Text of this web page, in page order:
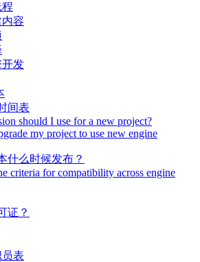
容
开发
间表
should I use for a new project?
my project to use new engine
什么时候发布？
criteria for compatibility across engine
证？
表